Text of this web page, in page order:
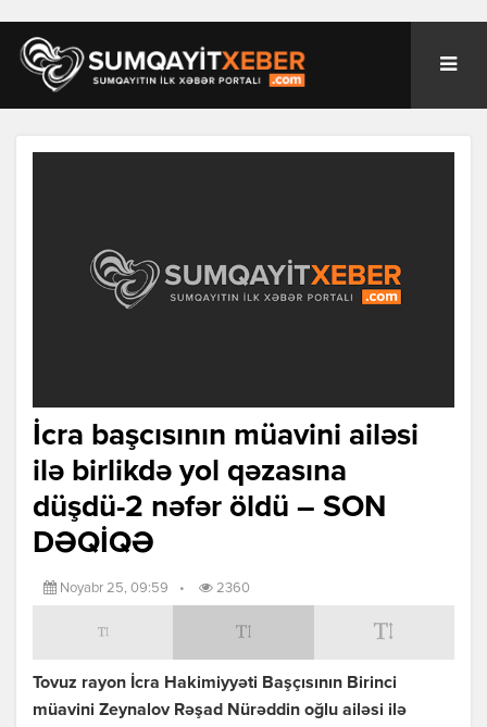
İcra başcısının müavini ailəsi
ilə birlikdə yol qəzasına
düşdü-2 nəfər öldü – SON
DƏQİQƏ
Noyabr 25, 09:59 • 2360
Tovuz rayon İcra Hakimiyyəti Başçısının Birinci
müavini Zeynalov Rəşad Nürəddin oğlu ailəsi ilə